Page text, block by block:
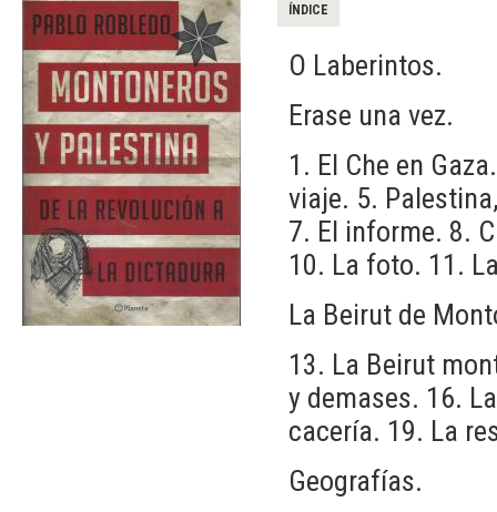
ÍNDICE
O Laberintos.
Erase una vez.
1. El Che en
viaje. 5.
7. El informe. 8.
10. La foto. 11.
La Beirut de
13. La Beirut
y demases. 16.
cacería. 19. La
Geografías.